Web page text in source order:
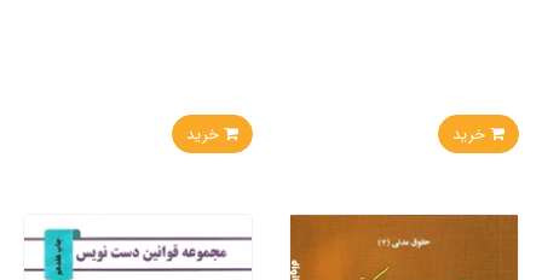
خرید خرید